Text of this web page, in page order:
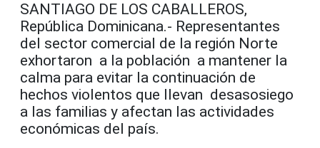
SANTIAGO DE LOS CABALLEROS,
República Dominicana.- Representantes
del sector comercial de la región Norte
exhortaron a la población a mantener la
calma para evitar la continuación de
hechos violentos que llevan desasosiego
a las familias y afectan las actividades
económicas del país.